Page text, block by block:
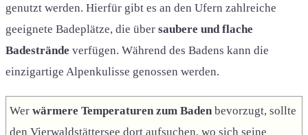
genutzt werden. Hierfür gibt es an den Ufern zahlreiche
geeignete Badeplätze, die über saubere und flache
Badestrände verfügen. Während des Badens kann die
einzigartige Alpenkulisse genossen werden.
Wer wärmere Temperaturen zum Baden bevorzugt, sollte
den Vierwaldstättersee dort aufsuchen, wo sich seine